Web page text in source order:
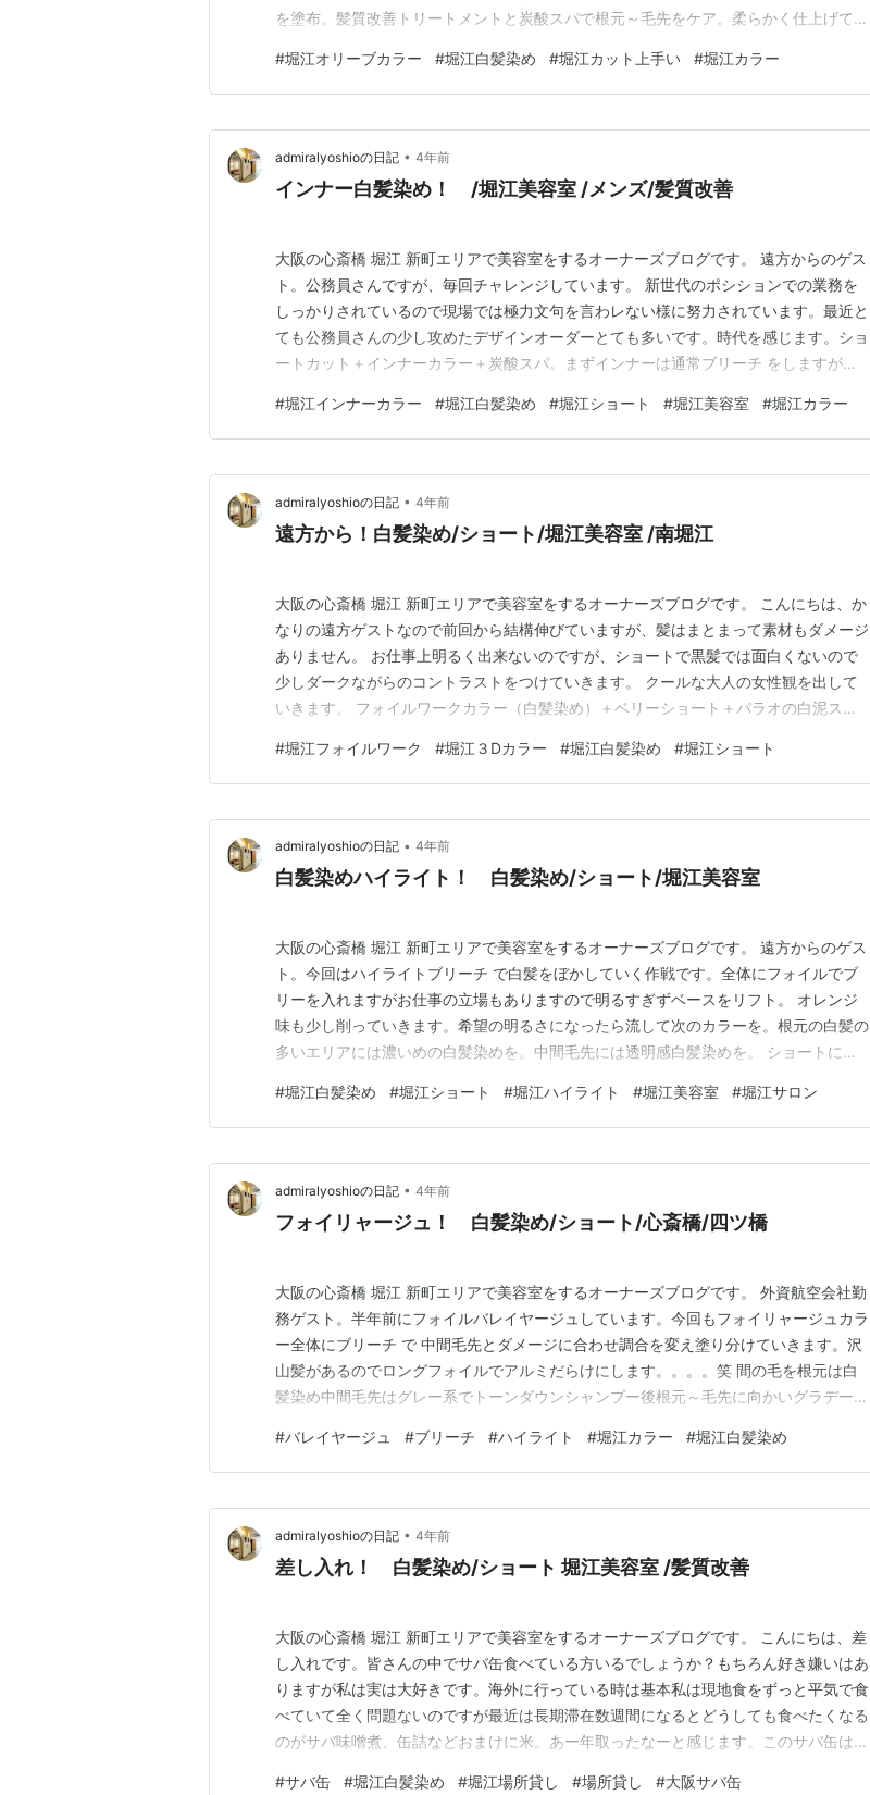
を塗布。髪質改善トリートメントと炭酸スパで根元～毛先をケア。柔らかく仕上げてオ
アドミラル ベー ヘアーデザイン(Admiral b Hair design)白髪染め/ショートカット心斎
橋/堀江美容室 /…
#堀江オリーブカラー #堀江白髪染め #堀江カット上手い #堀江カラー
admiralyoshioの日記 • 4年前
インナー白髪染め！ /堀江美容室 /メンズ/髪質改善
大阪の心斎橋 堀江 新町エリアで美容室をするオーナーズブログです。 遠方からのゲス
ト。公務員さんですが、毎回チャレンジしています。 新世代のポシションでの業務を
しっかりされているので現場では極力文句を言わレない様に努力されています。最近と
ても公務員さんの少し攻めたデザインオーダーとても多いです。時代を感じます。ショ
ートカット＋インナーカラー＋炭酸スパ。まずインナーは通常ブリーチ をしますが以
めを濃厚ブルーを塗布。３上側中間毛先にもダメージ軽減カラーを。炭酸スパで睡眠＋
リラクゼーションをして頂きます。 カットは骨格に合…
#堀江インナーカラー #堀江白髪染め #堀江ショート #堀江美容室 #堀江カラー
admiralyoshioの日記 • 4年前
遠方から！白髪染め/ショート/堀江美容室 /南堀江
大阪の心斎橋 堀江 新町エリアで美容室をするオーナーズブログです。 こんにちは、か
なりの遠方ゲストなので前回から結構伸びていますが、髪はまとまって素材もダメージ
ありません。 お仕事上明るく出来ないのですが、ショートで黒髪では面白くないので
少しダークながらのコントラストをつけていきます。 クールな大人の女性観を出して
いきます。 フォイルワークカラー（白髪染め）＋ベリーショート＋パラオの白泥ス
様にカット。 骨格が綺麗に見える様に切ります。 カラーはフォイルを使い最大限の明
るさ（中明度）ヴァイオレットラベンダー＋周りはコバ…
#堀江フォイルワーク #堀江３Dカラー #堀江白髪染め #堀江ショート
admiralyoshioの日記 • 4年前
白髪染めハイライト！ 白髪染め/ショート/堀江美容室
大阪の心斎橋 堀江 新町エリアで美容室をするオーナーズブログです。 遠方からのゲス
ト。今回はハイライトブリーチ で白髪をぼかしていく作戦です。全体にフォイルでブ
リーを入れますがお仕事の立場もありますので明るすぎずベースをリフト。 オレンジ
味も少し削っていきます。希望の明るさになったら流して次のカラーを。根元の白髪の
多いエリアには濃いめの白髪染めを。中間毛先には透明感白髪染めを。 ショートにカ
ュ＋アッシュで染めています。家に帰ってからは1～２週間後色が徐々にシャンプーで
取れながらカラーは楽しめます。 沢山ゲストのお仕事…
#堀江白髪染め #堀江ショート #堀江ハイライト #堀江美容室 #堀江サロン
admiralyoshioの日記 • 4年前
フォイリャージュ！ 白髪染め/ショート/心斎橋/四ツ橋
大阪の心斎橋 堀江 新町エリアで美容室をするオーナーズブログです。 外資航空会社勤
務ゲスト。半年前にフォイルバレイヤージュしています。今回もフォイリャージュカラ
ー全体にブリーチ で 中間毛先とダメージに合わせ調合を変え塗り分けていきます。沢
山髪があるのでロングフォイルでアルミだらけにします。。。。笑 間の毛を根元は白
髪染め中間毛先はグレー系でトーンダウンシャンプー後根元～毛先に向かいグラデーシ
されるので全体にレイヤーで動きをつけます。オーガニックシアーバターで仕上げてい
ます。アップした時などアレンジに映えて綺麗です。…
#バレイヤージュ #ブリーチ #ハイライト #堀江カラー #堀江白髪染め
admiralyoshioの日記 • 4年前
差し入れ！ 白髪染め/ショート 堀江美容室 /髪質改善
大阪の心斎橋 堀江 新町エリアで美容室をするオーナーズブログです。 こんにちは、差
し入れです。皆さんの中でサバ缶食べている方いるでしょうか？もちろん好き嫌いはあ
りますが私は実は大好きです。海外に行っている時は基本私は現地食をずっと平気で食
べていて全く問題ないのですが最近は長期滞在数週間になるとどうしても食べたくなる
のがサバ味噌煮、缶詰などおまけに米。あー年取ったなーと感じます。このサバ缶は半
#サバ缶 #堀江白髪染め #堀江場所貸し #場所貸し #大阪サバ缶